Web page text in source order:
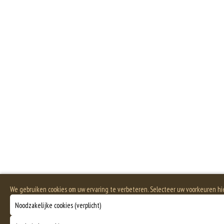
We gebruiken cookies om uw ervaring te verbeteren. Selecteer uw voorkeuren
Noodzakelijke cookies (verplicht)